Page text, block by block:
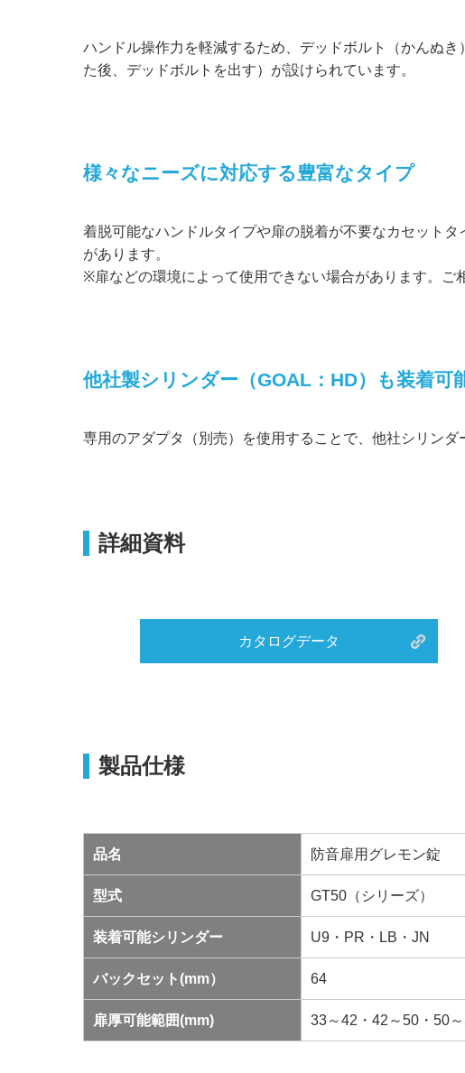
ハンドル操作力を軽減するため、デッドボルト（かんぬ
た後、デッドボルトを出す）が設けられています。
様々なニーズに対応する豊富なタイプ
着脱可能なハンドルタイプや扉の脱着が不要なカセット
があります。
※扉などの環境によって使用できない場合があります。ご
他社製シリンダー（GOAL：HD）も装着可
専用のアダプタ（別売）を使用することで、他社シリンダ
詳細資料
カタログデータ
製品仕様
品名 防音扉用グレモン錠
型式 GT50（シリーズ）
装着可能シリンダー U9・PR・LB・JN
バックセット(mm） 64
扉厚可能範囲(mm) 33～42・42～50・50